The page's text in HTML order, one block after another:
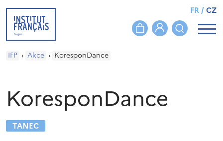
FR/CZ
IFP › Akce › KoresponDance
KoresponDance
TANEC